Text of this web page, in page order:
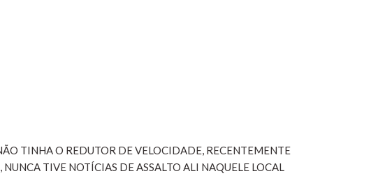
TINHA O REDUTOR DE VELOCIDADE, RECENTEMENTE
TIVE NOTÍCIAS DE ASSALTO ALI NAQUELE LOCAL